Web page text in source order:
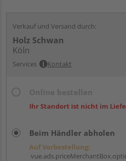
Verkauf und Versand durch:
Holz Schwan
Köln
Services Kontakt
Ihr Standort ist nicht im
Beim Händler abholen
Auf Vorbestellung: